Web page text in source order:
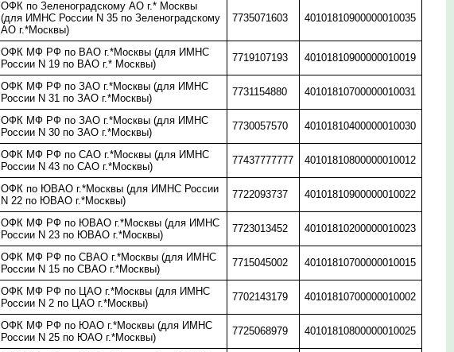
ОФК по Зеленоградскому АО г.* Москвы
(для ИМНС России N 35 по Зеленоградскому
АО г.*Москвы)
7735071603 40101810900000010035
ОФК МФ РФ по ВАО г.*Москвы (для ИМНС
России N 19 по ВАО г.* Москвы)
7719107193 40101810900000010019
ОФК МФ РФ по ЗАО г.*Москвы (для ИМНС
России N 31 по ЗАО г.*Москвы)
7731154880 40101810700000010031
ОФК МФ РФ по ЗАО г.*Москвы (для ИМНС
России N 30 по ЗАО г.*Москвы)
7730057570 40101810400000010030
ОФК МФ РФ по CАО г.*Москвы (для ИМНС
России N 43 по CАО г.*Москвы)
77437777777 40101810800000010012
ОФК по ЮВАО г.*Москвы (для ИМНС России
N 22 по ЮВАО г.*Москвы)
7722093737 40101810900000010022
ОФК МФ РФ по ЮВАО г.*Москвы (для ИМНС
России N 23 по ЮВАО г.*Москвы)
7723013452 40101810200000010023
ОФК МФ РФ по СВАО г.*Москвы (для ИМНС
России N 15 по СВАО г.*Москвы)
7715045002 40101810700000010015
ОФК МФ РФ по ЦАО г.*Москвы (для ИМНС
России N 2 по ЦАО г.*Москвы)
7702143179 40101810700000010002
ОФК МФ РФ по ЮАО г.*Москвы (для ИМНС
России N 25 по ЮАО г.*Москвы)
7725068979 40101810800000010025